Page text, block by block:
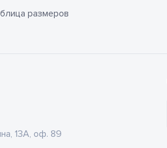
размеров
13А, оф. 89